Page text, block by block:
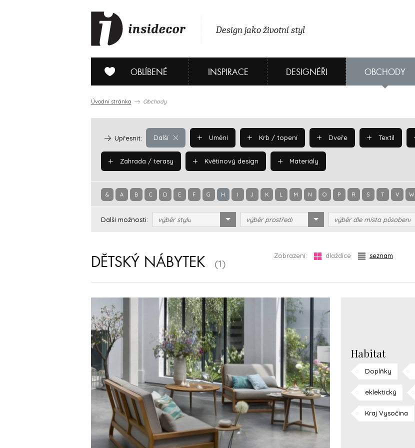
Design jako životní styl
OBLÍBENÉ INSPIRACE DESIGNÉŘI OBCHODY
Úvodní stránka Obchody
Další
Upřesnit: Umění Krb / topení Dveře Textil
Zahrada / terasy Květinový design Materiály
& A B C D E F G H I J K L M N O P R S T V W
Další možnosti: výběr stylu výběr prostředí výběr dle místa působení
DĚTSKÝ NÁBYTEK (1)
Zobrazení: dlaždice seznam
Habitat
Doplňky
eklektický
Kraj Vysočina